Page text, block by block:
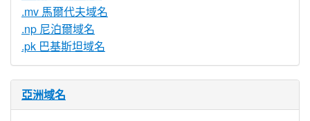
.mv 馬爾代夫域名
.np 尼泊爾域名
.pk 巴基斯坦域名
亞洲域名